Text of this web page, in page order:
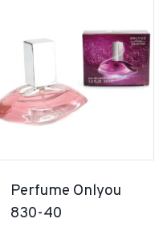
Perfume Onlyou
830-40